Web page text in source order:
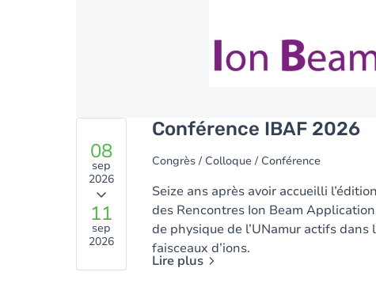
08
sep
2026
11
sep
2026
Conférence IBAF 2026
Congrès / Colloque / Conférence
Seize ans après avoir accueilli
des Rencontres Ion Beam
de physique de l’UNamur actifs
faisceaux d’ions.
Lire plus